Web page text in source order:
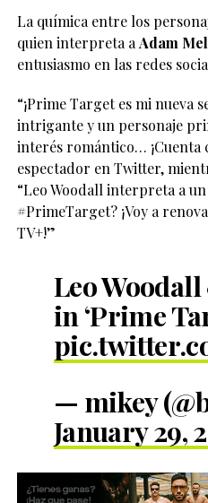
La química entre los
quien interpreta aAdam
entusiasmo en las redes
“¡Prime Target es mi nueva
intrigante y un personaje
interés romántico… ¡Cuenta
espectador en Twitter,
“Leo Woodall interpreta a
#PrimeTarget? ¡Voy a
TV+!”
Leo
in ‘Prime
— mikey
January 29,